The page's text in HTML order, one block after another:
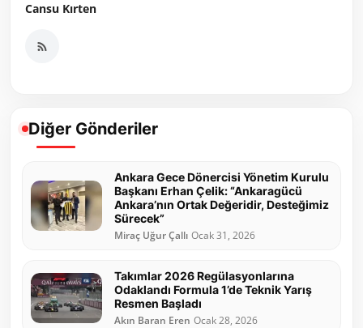
Cansu Kırten
Diğer Gönderiler
Ankara Gece Dönercisi Yönetim Kurulu
Başkanı Erhan Çelik: “Ankaragücü
Ankara’nın Ortak Değeridir, Desteğimiz
Sürecek”
Miraç Uğur Çallı Ocak 31, 2026
Takımlar 2026 Regülasyonlarına
Odaklandı Formula 1’de Teknik Yarış
Resmen Başladı
Akın Baran Eren Ocak 28, 2026